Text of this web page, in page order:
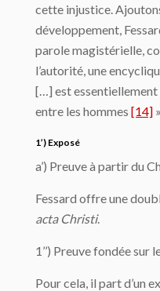
cette injustice.
développement,
parole magistérielle,
l’autorité, une
[…] est
entre les hommes [14] ».
1’) Exposé
a’) Preuve à partir du
Fessard offre une
acta Christi.
1’’) Preuve fondée sur
Pour cela, il part d’un